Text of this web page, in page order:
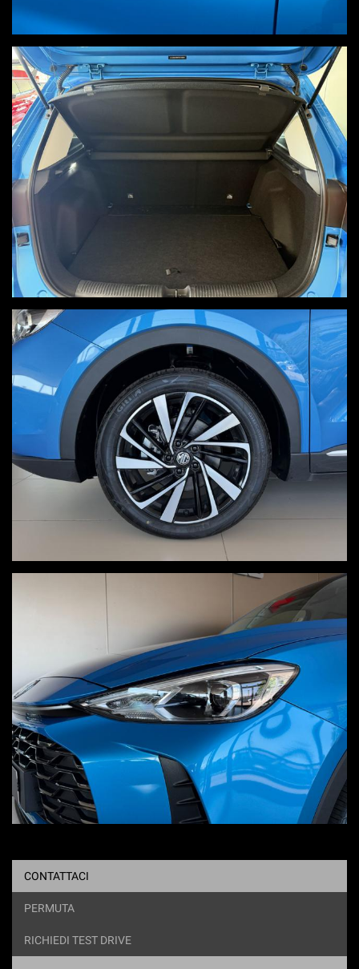
CONTATTACI
PERMUTA
RICHIEDI TEST DRIVE